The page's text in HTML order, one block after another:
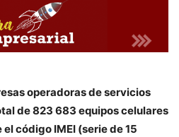
operadoras de servicios
de 823 683 equipos celulares
código IMEI (serie de 15